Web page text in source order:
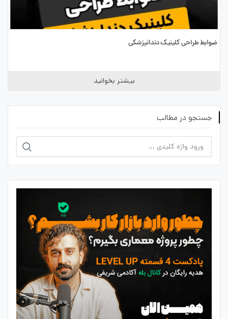
ضوابط طراحی کلینیک دندانپزشکی
بیشتر بخوانید
جستجو در مطالب